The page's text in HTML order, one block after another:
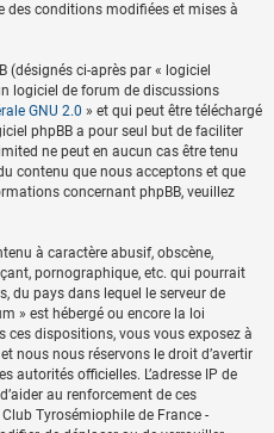
des conditions modifiées et mises à
(désignés ci-après par « logiciel
logiciel de forum de discussions
GNU 2.0 » et qui peut être téléchargé
phpBB a pour seul but de faciliter
ne peut en aucun cas être tenu
contenu que nous acceptons et que
concernant phpBB, veuillez
à caractère abusif, obscène,
pornographique, etc. qui pourrait
du pays dans lequel le serveur de
» est hébergé ou encore la loi
ces dispositions, vous vous exposez à
nous nous réservons le droit d’avertir
autorités officielles. L’adresse IP de
au renforcement de ces
Tyrosémiophile de France -